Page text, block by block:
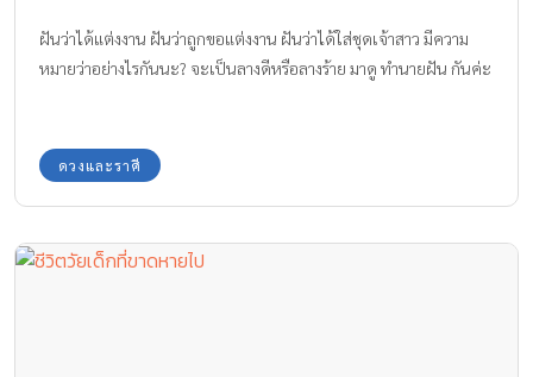
ฝันว่าได้แต่งงาน ฝันว่าถูกขอแต่งงาน ฝันว่าได้ใส่ชุดเจ้าสาว มีความ
หมายว่าอย่างไรกันนะ? จะเป็นลางดีหรือลางร้าย มาดู ทำนายฝัน กันค่ะ
ดวงและราศี